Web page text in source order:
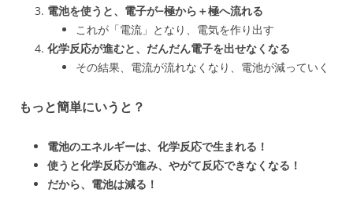
電池を使うと、電子が−極から＋極へ流れる
これが「電流」となり、電気を作り出す
化学反応が進むと、だんだん電子を出せなくなる
その結果、電流が流れなくなり、電池が減っていく
もっと簡単にいうと？
電池のエネルギーは、化学反応で生まれる！
使うと化学反応が進み、やがて反応できなくなる！
だから、電池は減る！